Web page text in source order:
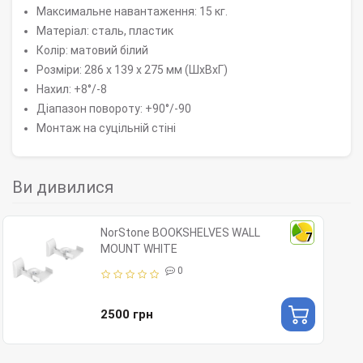
Максимальне навантаження: 15 кг.
Матеріал: сталь, пластик
Колір: матовий білий
Розміри: 286 x 139 x 275 мм (ШхВхГ)
Нахил: +8°/-8
Діапазон повороту: +90°/-90
Монтаж на суцільній стіні
Ви дивилися
7
NorStone BOOKSHELVES WALL
MOUNT WHITE
0
2500 грн